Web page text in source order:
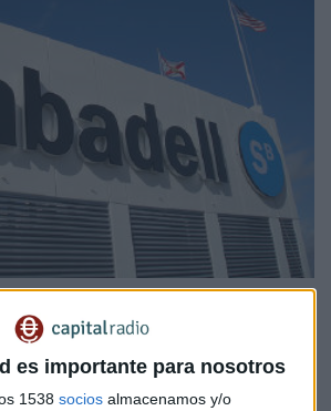
es importante para nosotros
1538 socios almacenamos y/o
en la compra de acciones de